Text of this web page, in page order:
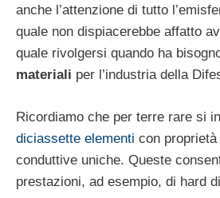
anche l’attenzione di tutto
quale non dispiacerebbe affatto
quale rivolgersi quando ha
materiali per l’industria della
Ricordiamo che per terre rare si
diciassette elementi con
conduttive uniche. Queste
prestazioni, ad esempio, di hard